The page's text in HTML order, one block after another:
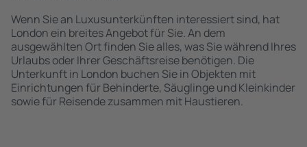
Wenn Sie an Luxusunterkünften interessiert sind, hat
London ein breites Angebot für Sie. An dem
ausgewählten Ort finden Sie alles, was Sie während Ihres
Urlaubs oder Ihrer Geschäftsreise benötigen. Die
Unterkunft in London buchen Sie in Objekten mit
Einrichtungen für Behinderte, Säuglinge und Kleinkinder
sowie für Reisende zusammen mit Haustieren.